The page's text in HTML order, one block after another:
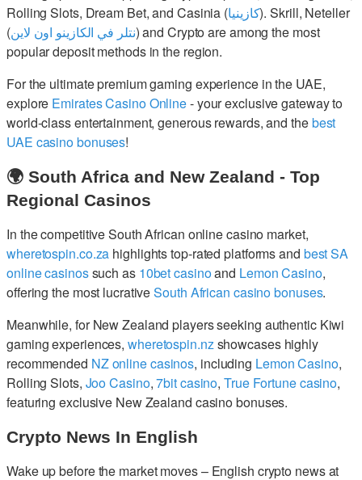
Rolling Slots, Dream Bet, and Casinia (كازينيا). Skrill, Neteller
(نتلر في الكازينو اون لاين) and Crypto are among the most
popular deposit methods in the region.
For the ultimate premium gaming experience in the UAE,
explore Emirates Casino Online- your exclusive gateway to
world-class entertainment, generous rewards, and thebest
UAE casino bonuses!
🌍 South Africa and New Zealand - Top
Regional Casinos
In the competitive South African online casino market,
wheretospin.co.za highlights top-rated platforms and best SA
online casinossuch as 10bet casinoand Lemon Casino,
offering the most lucrativeSouth African casino bonuses.
Meanwhile, for New Zealand players seeking authentic Kiwi
gaming experiences, wheretospin.nzshowcases highly
recommended NZ online casinos, including Lemon Casino,
Rolling Slots, Joo Casino,7bit casino,True Fortune casino,
featuring exclusive New Zealand casino bonuses.
Crypto News In English
Wake up before the market moves – English crypto news at